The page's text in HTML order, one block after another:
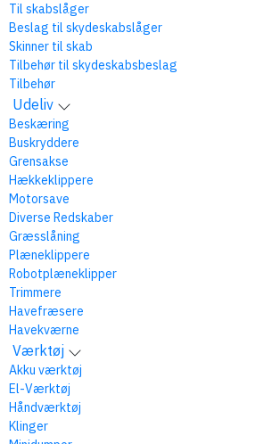
Til skabslåger
Beslag til skydeskabslåger
Skinner til skab
Tilbehør til skydeskabsbeslag
Tilbehør
Udeliv
Beskæring
Buskryddere
Grensakse
Hækkeklippere
Motorsave
Diverse Redskaber
Græsslåning
Plæneklippere
Robotplæneklipper
Trimmere
Havefræsere
Havekværne
Værktøj
Akku værktøj
El-Værktøj
Håndværktøj
Klinger